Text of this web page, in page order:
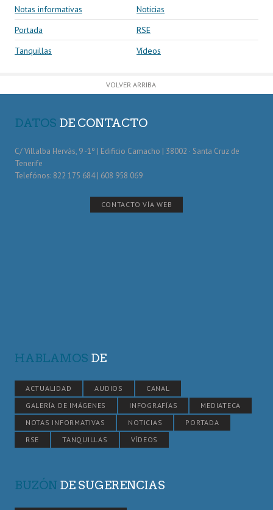
Notas informativas
Noticias
Portada
RSE
Tanquillas
Vídeos
VOLVER ARRIBA
DATOS DE CONTACTO
C/ Villalba Hervás, 9 -1º | Edificio Camacho | 38002 · Santa Cruz de
Tenerife
Telefónos: 822 175 684 | 608 958 069
CONTACTO VÍA WEB
HABLAMOS DE
ACTUALIDAD AUDIOS
CANAL
GALERÍA DE IMÁGENES
INFOGRAFÍAS
MEDIATECA
NOTAS INFORMATIVAS
NOTICIAS
PORTADA
RSE
TANQUILLAS VÍDEOS
BUZÓN DE SUGERENCIAS